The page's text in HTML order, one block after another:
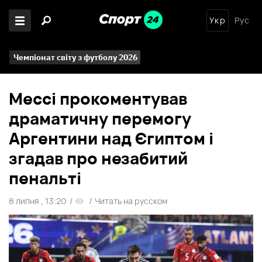
Укр Рус
Чемпіонат світу з футболу 2026
Мессі прокоментував
драматичну перемогу
Аргентини над Єгиптом і
згадав про незабитий
пенальті
8 липня , 13:20 / / Читать на русском